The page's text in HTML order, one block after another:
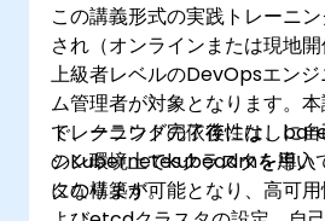
この講義形式の実践トレーニ
され（オンラインまたは現地
上級者レベルのDevOpsエン
ム管理者が対象となります。
で、クラウドの依存性なしに
のKubernetesクラスタを導入
になります。
トレーニング完了後には、
シン環境上でkubeadmを用い
タの構築が可能となり、高可